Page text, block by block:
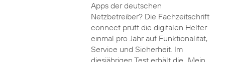
Apps der deutschen
Netzbetreiber? Die Fachzeitschrift
connect prüft die digitalen Helfer
einmal pro Jahr auf Funktionalität,
Service und Sicherheit. Im
diesjährigen Test erhält die „Mein